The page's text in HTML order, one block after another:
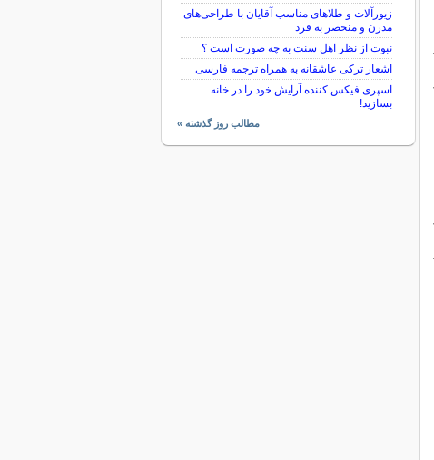
زیورآلات و طلاهای مناسب آقایان با طراحی‌های
مدرن و منحصر به فرد
نبوت از نظر اهل سنت به چه صورت است ؟
اشعار ترکی عاشقانه به همراه ترجمه فارسی
اسپری فیکس کننده آرایش خود را در خانه
بسازید!
مطالب روز گذشته »